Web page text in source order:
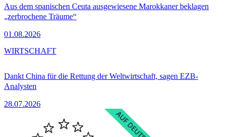
Aus dem spanischen Ceuta ausgewiesene Marokkaner beklagen
„zerbrochene Träume“
01.08.2026
Dankt China für die Rettung der Weltwirtschaft, sagen EZB-
Analysten
28.07.2026
WIRTSCHAFT